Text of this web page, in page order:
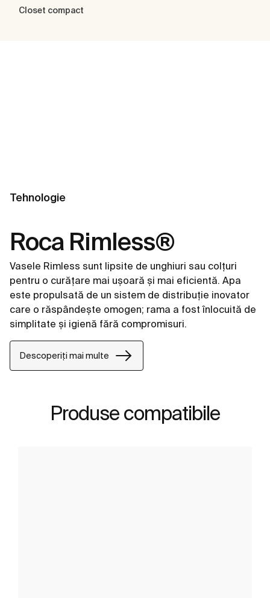
Closet compact
Tehnologie
Roca Rimless®
Vasele Rimless sunt lipsite de unghiuri sau colțuri
pentru o curățare mai ușoară și mai eficientă. Apa
este propulsată de un sistem de distribuție inovator
care o răspândește omogen; rama a fost înlocuită de
simplitate și igienă fără compromisuri.
Descoperiți mai multe
Produse compatibile